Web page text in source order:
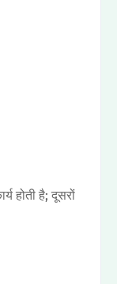
होती है; दूसरों